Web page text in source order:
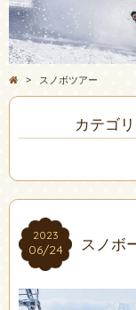
> スノボツアー
カテゴ
2023
06/24
2023
06/24 スノボ